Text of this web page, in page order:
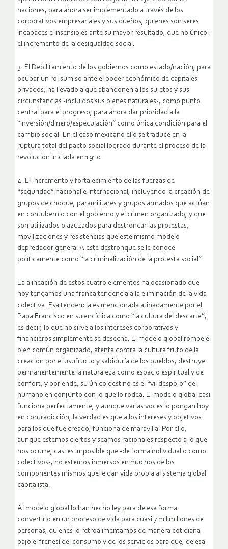
naciones, para ahora ser implementado a través de los
corporativos empresariales y sus dueños, quienes son seres
incapaces e insensibles ante su mayor resultado, que no único:
el incremento de la desigualdad social.
3. El Debilitamiento de los gobiernos como estado/nación, para
ocupar un rol sumiso ante el poder económico de capitales
privados, ha llevado a que abandonen a los sujetos y sus
circunstancias -incluidos sus bienes naturales-, como punto
central para el progreso, para ahora dar prioridad a la
“inversión/dinero/especulación” como única condición para el
cambio social. En el caso mexicano ello se traduce en la
ruptura total del pacto social logrado durante el proceso de la
revolución iniciada en 1910.
4. El Incremento y fortalecimiento de las fuerzas de
“seguridad” nacional e internacional, incluyendo la creación de
grupos de choque, paramilitares y grupos armados que actúan
en contubernio con el gobierno y el crimen organizado, y que
son utilizados o azuzados para destroncar las protestas,
movilizaciones y resistencias que este mismo modelo
depredador genera. A este destronque se le conoce
políticamente como “la criminalización de la protesta social”.
La alineación de estos cuatro elementos ha ocasionado que
hoy tengamos una franca tendencia a la eliminación de la vida
colectiva. Esa tendencia es mencionada atinadamente por el
Papa Francisco en su encíclica como “la cultura del descarte”;
es decir, lo que no sirve a los intereses corporativos y
financieros simplemente se desecha. El modelo global rompe el
bien común organizado, atenta contra la cultura fruto de la
creación por el usufructo y sabiduría de los pueblos, destruye
permanentemente la naturaleza como espacio espiritual y de
confort, y por ende, su único destino es el “vil despojo” del
humano en conjunto con lo que lo rodea. El modelo global casi
funciona perfectamente, y aunque varias voces lo pongan hoy
en contradicción, la verdad es que a los intereses y objetivos
para los que fue creado, funciona de maravilla. Por ello,
aunque estemos ciertos y seamos racionales respecto a lo que
nos ocurre, casi es imposible que -de forma individual o como
colectivos-, no estemos inmersos en muchos de los
componentes mismos que le dan vida propia al sistema global
capitalista.
Al modelo global lo han hecho ley para de esa forma
convertirlo en un proceso de vida para cuasi 7 mil millones de
personas, quienes lo retroalimentamos de manera cotidiana
bajo el frenesí del consumo y de los servicios para que, de esa